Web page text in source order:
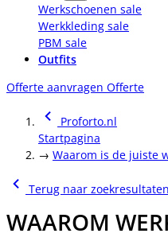
Werkschoenen sale
Werkkleding sale
PBM sale
Outfits
Offerte aanvragen Offerte
Proforto.nl
Startpagina
→ Waarom is de juiste
Terug naar zoekresultaten
WAAROM